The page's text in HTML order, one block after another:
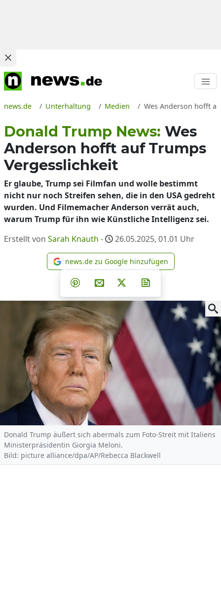
news.de Unterhaltung Medien Wes Anderson hofft
Donald Trump News: Wes
Anderson hofft auf Trumps
Vergesslichkeit
Er glaube, Trump sei Filmfan und wolle bestimmt
nicht nur noch Streifen sehen, die in den USA gedreht
wurden. Und Filmemacher Anderson verrät auch,
warum Trump für ihn wie Künstliche Intelligenz sei.
Erstellt von Sarah Knauth - 26.05.2025, 01.01 Uhr
news.de zu Google
news.de zu Google hinzufügen
Teilen auf Facebook
Teilen auf Whatsapp
Teilen auf Telegram
Teilen auf Pinterest
Per E-Mail teilen
Post auf X
Donald Trump äußert sich abermals zum Foto-Streit mit Italiens
Ministerpräsidentin Giorgia Meloni.
Bild: picture alliance/dpa/AP/Rebecca Blackwell